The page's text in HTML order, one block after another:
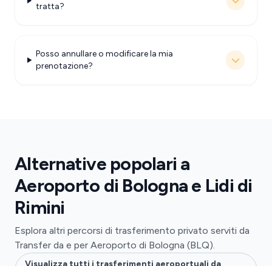
tratta?
Posso annullare o modificare la mia
prenotazione?
Alternative popolari a
Aeroporto di Bologna e Lidi di
Rimini
Esplora altri percorsi di trasferimento privato serviti da
Transfer da e per Aeroporto di Bologna (BLQ).
Visualizza tutti i trasferimenti aeroportuali da